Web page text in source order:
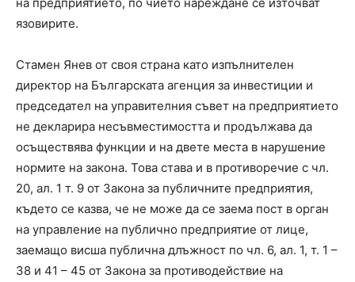
язовирите.
Стамен Янев от своя страна като изпълнителен
директор на Българската агенция за инвестиции и
председател на управителния съвет на предприятието
не декларира несъвместимостта и продължава да
осъществява функции и на двете места в нарушение
нормите на закона. Това става и в противоречие с чл.
20, ал. 1 т. 9 от Закона за публичните предприятия,
където се казва, че не може да се заема пост в орган
на управление на публично предприятие от лице,
заемащо висша публична длъжност по чл. 6, ал. 1, т. 1 –
38 и 41 – 45 от Закона за противодействие на